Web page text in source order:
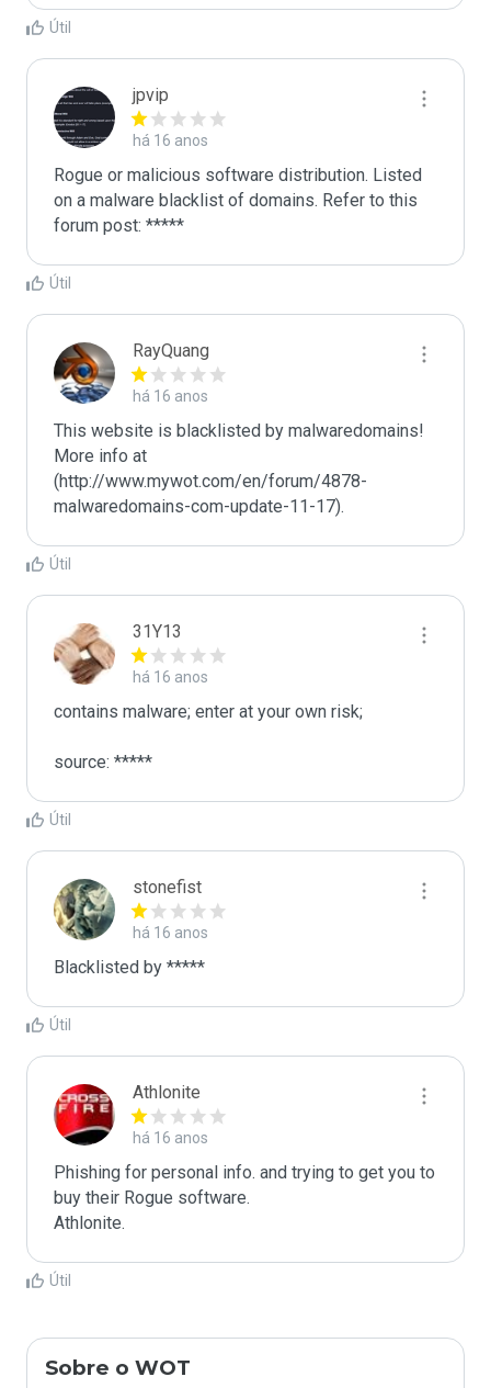
Útil
jpvip
há 16 anos
Rogue or malicious software distribution. Listed
on a malware blacklist of domains. Refer to this
forum post: *****
Útil
RayQuang
há 16 anos
This website is blacklisted by malwaredomains!
More info at
(http://www.mywot.com/en/forum/4878-
malwaredomains-com-update-11-17).
Útil
31Y13
há 16 anos
contains malware; enter at your own risk;
source: *****
Útil
stonefist
há 16 anos
Blacklisted by *****
Útil
Athlonite
há 16 anos
Phishing for personal info. and trying to get you to
buy their Rogue software.
Athlonite.
Útil
Sobre o WOT